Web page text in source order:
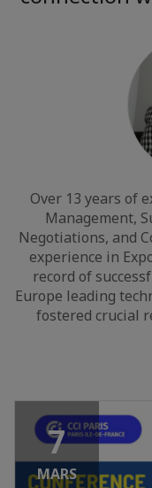
Over 13 years of
Management,
Negotiations, and
experience in
record of
Europe leading
fostered crucial
7
MARS